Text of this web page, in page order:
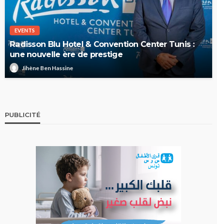
EVENTS
Radisson Blu Hotel & Convention Center Tunis :
une nouvelle ère de prestige
Jihène Ben Hassine
PUBLICITÉ